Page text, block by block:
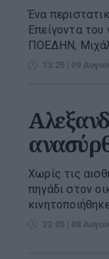
Ένα
Επείγοντα
ΠΟΕΔΗΝ,
13:25 | 09
Χωρίς τις
πηγάδι στον
22:05 | 08